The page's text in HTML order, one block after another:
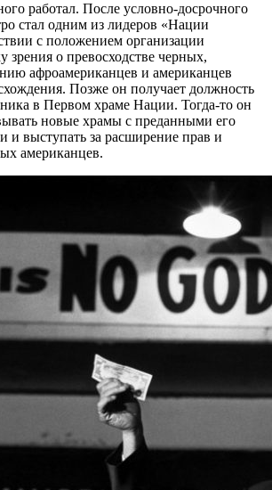
работал. После условно-досрочного
стал одним из лидеров «Нации
с положением организации
зрения о превосходстве черных,
афроамериканцев и американцев
Позже он получает должность
в Первом храме Нации. Тогда-то он
новые храмы с преданными его
и выступать за расширение прав и
американцев.